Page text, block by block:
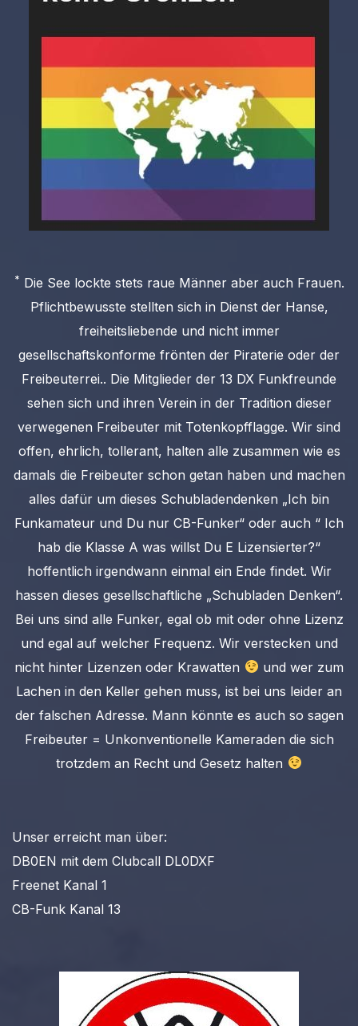
* Die See lockte stets raue Männer aber auch Frauen.
Pflichtbewusste stellten sich in Dienst der Hanse,
freiheitsliebende und nicht immer
gesellschaftskonforme frönten der Piraterie oder der
Freibeuterrei.. Die Mitglieder der 13 DX Funkfreunde
sehen sich und ihren Verein in der Tradition dieser
verwegenen Freibeuter mit Totenkopfflagge. Wir sind
offen, ehrlich, tollerant, halten alle zusammen wie es
damals die Freibeuter schon getan haben und machen
alles dafür um dieses Schubladendenken „Ich bin
Funkamateur und Du nur CB-Funker“ oder auch “ Ich
hab die Klasse A was willst Du E Lizensierter?“
hoffentlich irgendwann einmal ein Ende findet. Wir
hassen dieses gesellschaftliche „Schubladen Denken“.
Bei uns sind alle Funker, egal ob mit oder ohne Lizenz
und egal auf welcher Frequenz. Wir verstecken und
nicht hinter Lizenzen oder Krawatten
und wer zum
Lachen in den Keller gehen muss, ist bei uns leider an
der falschen Adresse. Mann könnte es auch so sagen
Freibeuter = Unkonventionelle Kameraden die sich
trotzdem an Recht und Gesetz halten
Unser erreicht man über:
DB0EN mit dem Clubcall DL0DXF
Freenet Kanal 1
CB-Funk Kanal 13